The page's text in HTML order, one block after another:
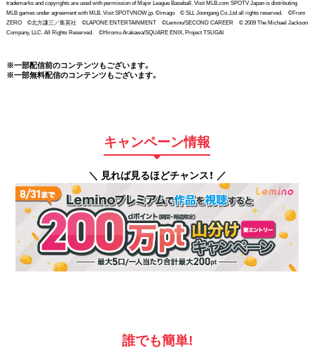
trademarks and copyrights are used with permission of Major League Baseball. Visit MLB.com SPOTV Japan is distributing
MLB games under agreement with MLB. Visit SPOTVNOW.jp. ©imago © SLL Joongang Co.,Ltd all rights reserved. ©From
ZERO ©北方謙三／集英社 ©LAPONE ENTERTAINMENT ©Lemino/SECOND CAREER © 2009 The Michael Jackson
Company, LLC. All Rights Reserved. ©Hiromu Arakawa/SQUARE ENIX, Project TSUGAI
※一部配信前のコンテンツもございます。
※一部無料配信のコンテンツもございます。
キャンペーン情報
＼ 見れば見るほどチャンス！ ／
誰でも簡単!